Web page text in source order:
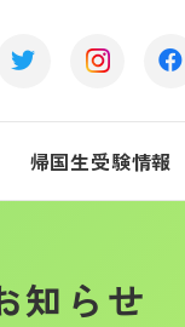
帰国生受験情報
知らせ